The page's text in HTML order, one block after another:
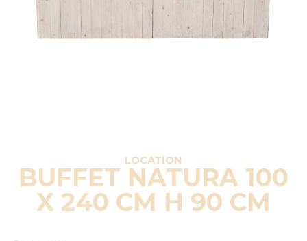
LOCATION
BUFFET NATURA 100
X 240 CM H 90 CM